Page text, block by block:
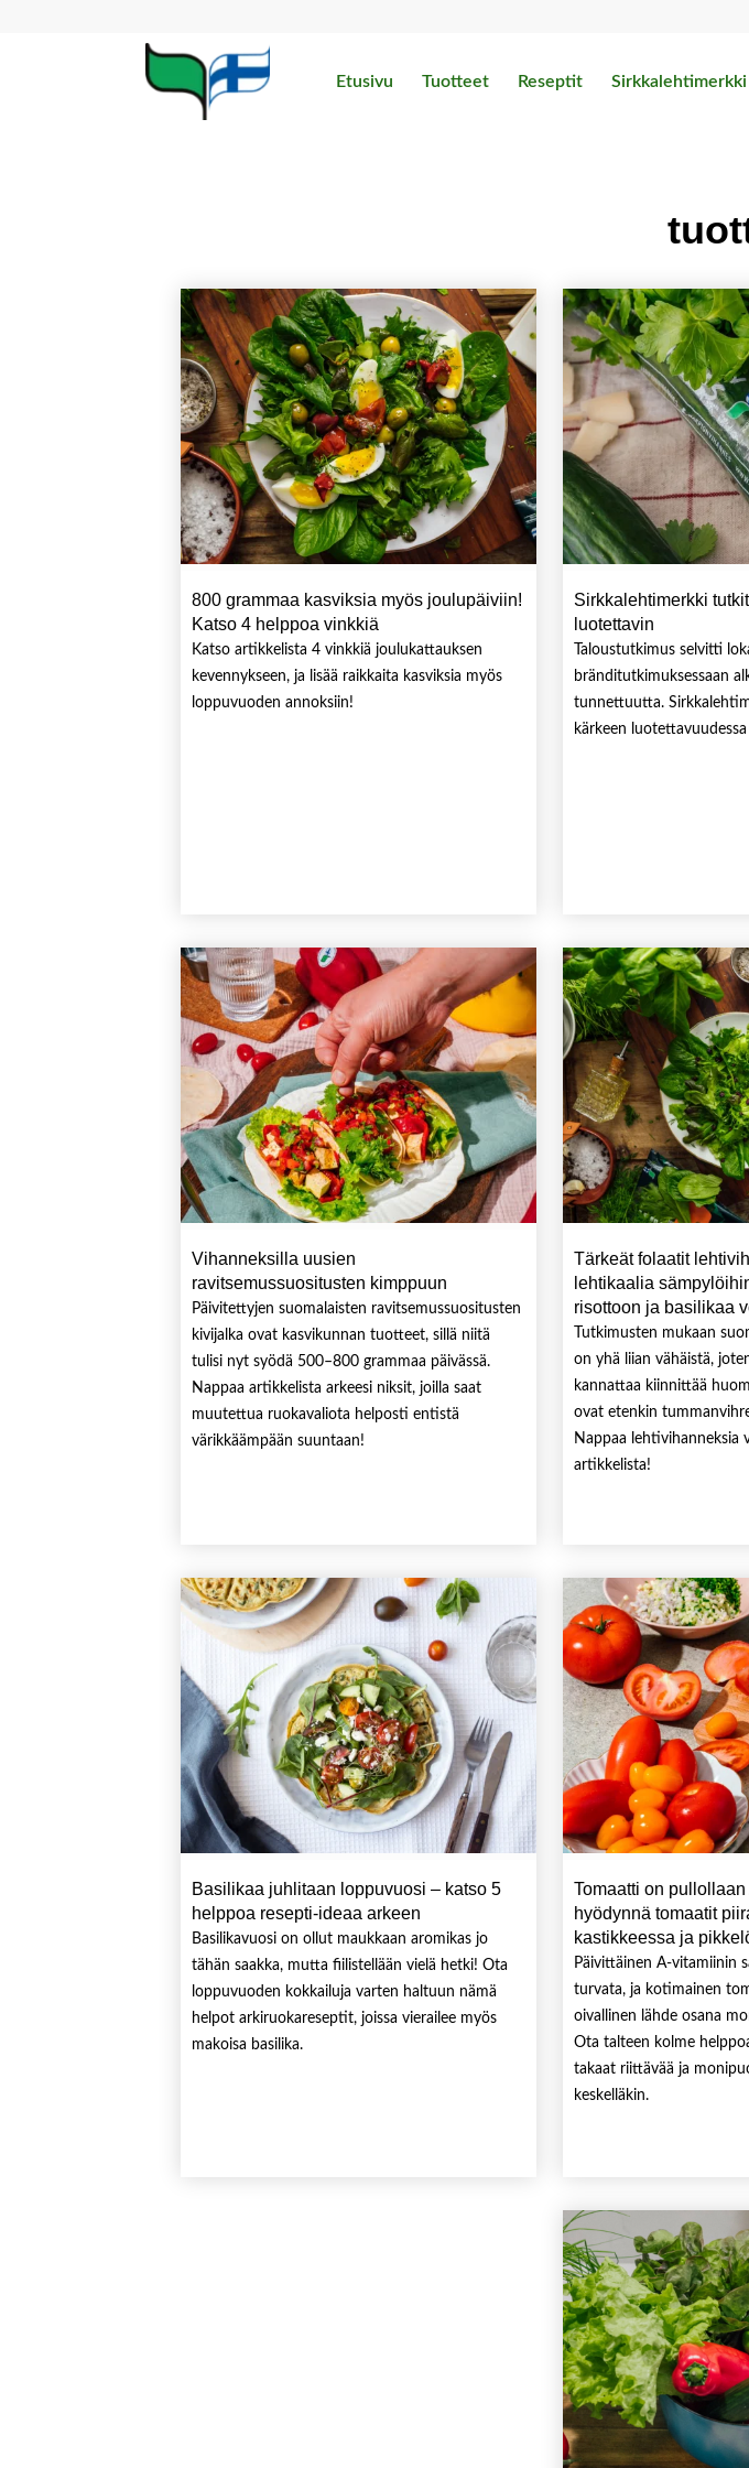
Etusivu Tuotteet Reseptit Sirkkalehtimerkki
800 grammaa kasviksia myös joulupäiviin!
Katso 4 helppoa vinkkiä
Katso artikkelista 4 vinkkiä joulukattauksen
kevennykseen, ja lisää raikkaita kasviksia myös
loppuvuoden annoksiin!
Sirkkalehtimerkki
luotettavin
Taloustutkimus selvitti
bränditutkimuksessaan
tunnettuutta.
kärkeen
Vihanneksilla uusien
ravitsemussuositusten kimppuun
Päivitettyjen suomalaisten ravitsemussuositusten
kivijalka ovat kasvikunnan tuotteet, sillä niitä
tulisi nyt syödä 500–800 grammaa päivässä.
Nappaa artikkelista arkeesi niksit, joilla saat
muutettua ruokavaliota helposti entistä
värikkäämpään suuntaan!
Tärkeät folaatit
lehtikaalia
risottoon ja basilikaa
Tutkimusten mukaan
on yhä liian vähäistä,
kannattaa kiinnittää
ovat etenkin
Nappaa lehtivihanneksia
artikkelista!
Basilikaa juhlitaan loppuvuosi – katso 5
helppoa resepti-ideaa arkeen
Basilikavuosi on ollut maukkaan aromikas jo
tähän saakka, mutta fiilistellään vielä hetki! Ota
loppuvuoden kokkailuja varten haltuun nämä
helpot arkiruokareseptit, joissa vierailee myös
makoisa basilika.
Tomaatti on
hyödynnä tomaatit
kastikkeessa ja
Päivittäinen A-vitamiinin
turvata, ja kotimainen
oivallinen lähde osana
Ota talteen kolme
takaat riittävää ja
keskelläkin.